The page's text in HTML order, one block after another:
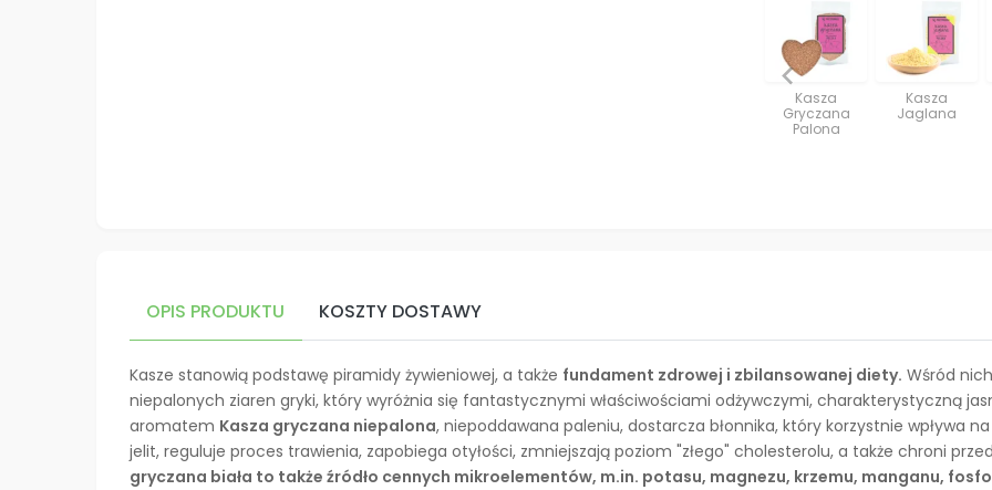
Kasza
Gryczana
Palona
Kasza
Jaglana
OPIS PRODUKTU KOSZTY DOSTAWY
Kasze stanowią podstawę piramidy żywieniowej, a także fundament zdrowej i zbilansowanej diety. Wśród
niepalonych ziaren gryki, który wyróżnia się fantastycznymi właściwościami odżywczymi, charakterystyczną
aromatem Kasza gryczana niepalona, niepoddawana paleniu, dostarcza błonnika, który korzystnie wpływa
jelit, reguluje proces trawienia, zapobiega otyłości, zmniejszają poziom "złego" cholesterolu, a także chroni
gryczana biała to także źródło cennych mikroelementów, m.in. potasu, magnezu, krzemu, manganu,